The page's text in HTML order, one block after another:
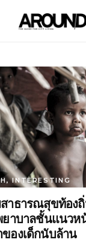
,INTERESTING
าธารณสุขท้อง
ยาบาลชั้นแนวห
องเด็กนับล้าน